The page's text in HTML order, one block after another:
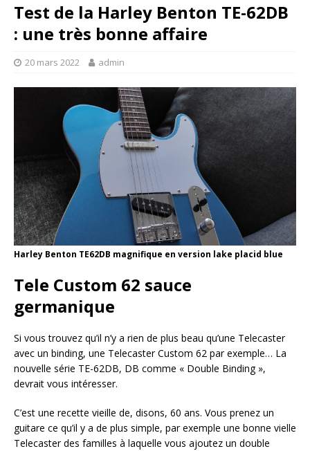
Test de la Harley Benton TE-62DB
: une très bonne affaire
20 mars 2022 admin
Harley Benton TE62DB magnifique en version lake placid blue
Tele Custom 62 sauce
germanique
Si vous trouvez qu’il n’y a rien de plus beau qu’une Telecaster
avec un binding, une Telecaster Custom 62 par exemple… La
nouvelle série TE-62DB, DB comme « Double Binding »,
devrait vous intéresser.
C’est une recette vieille de, disons, 60 ans. Vous prenez un
guitare ce qu’il y a de plus simple, par exemple une bonne vielle
Telecaster des familles à laquelle vous ajoutez un double